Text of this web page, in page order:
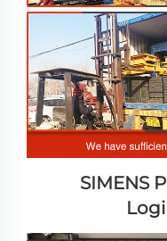
SIMENS